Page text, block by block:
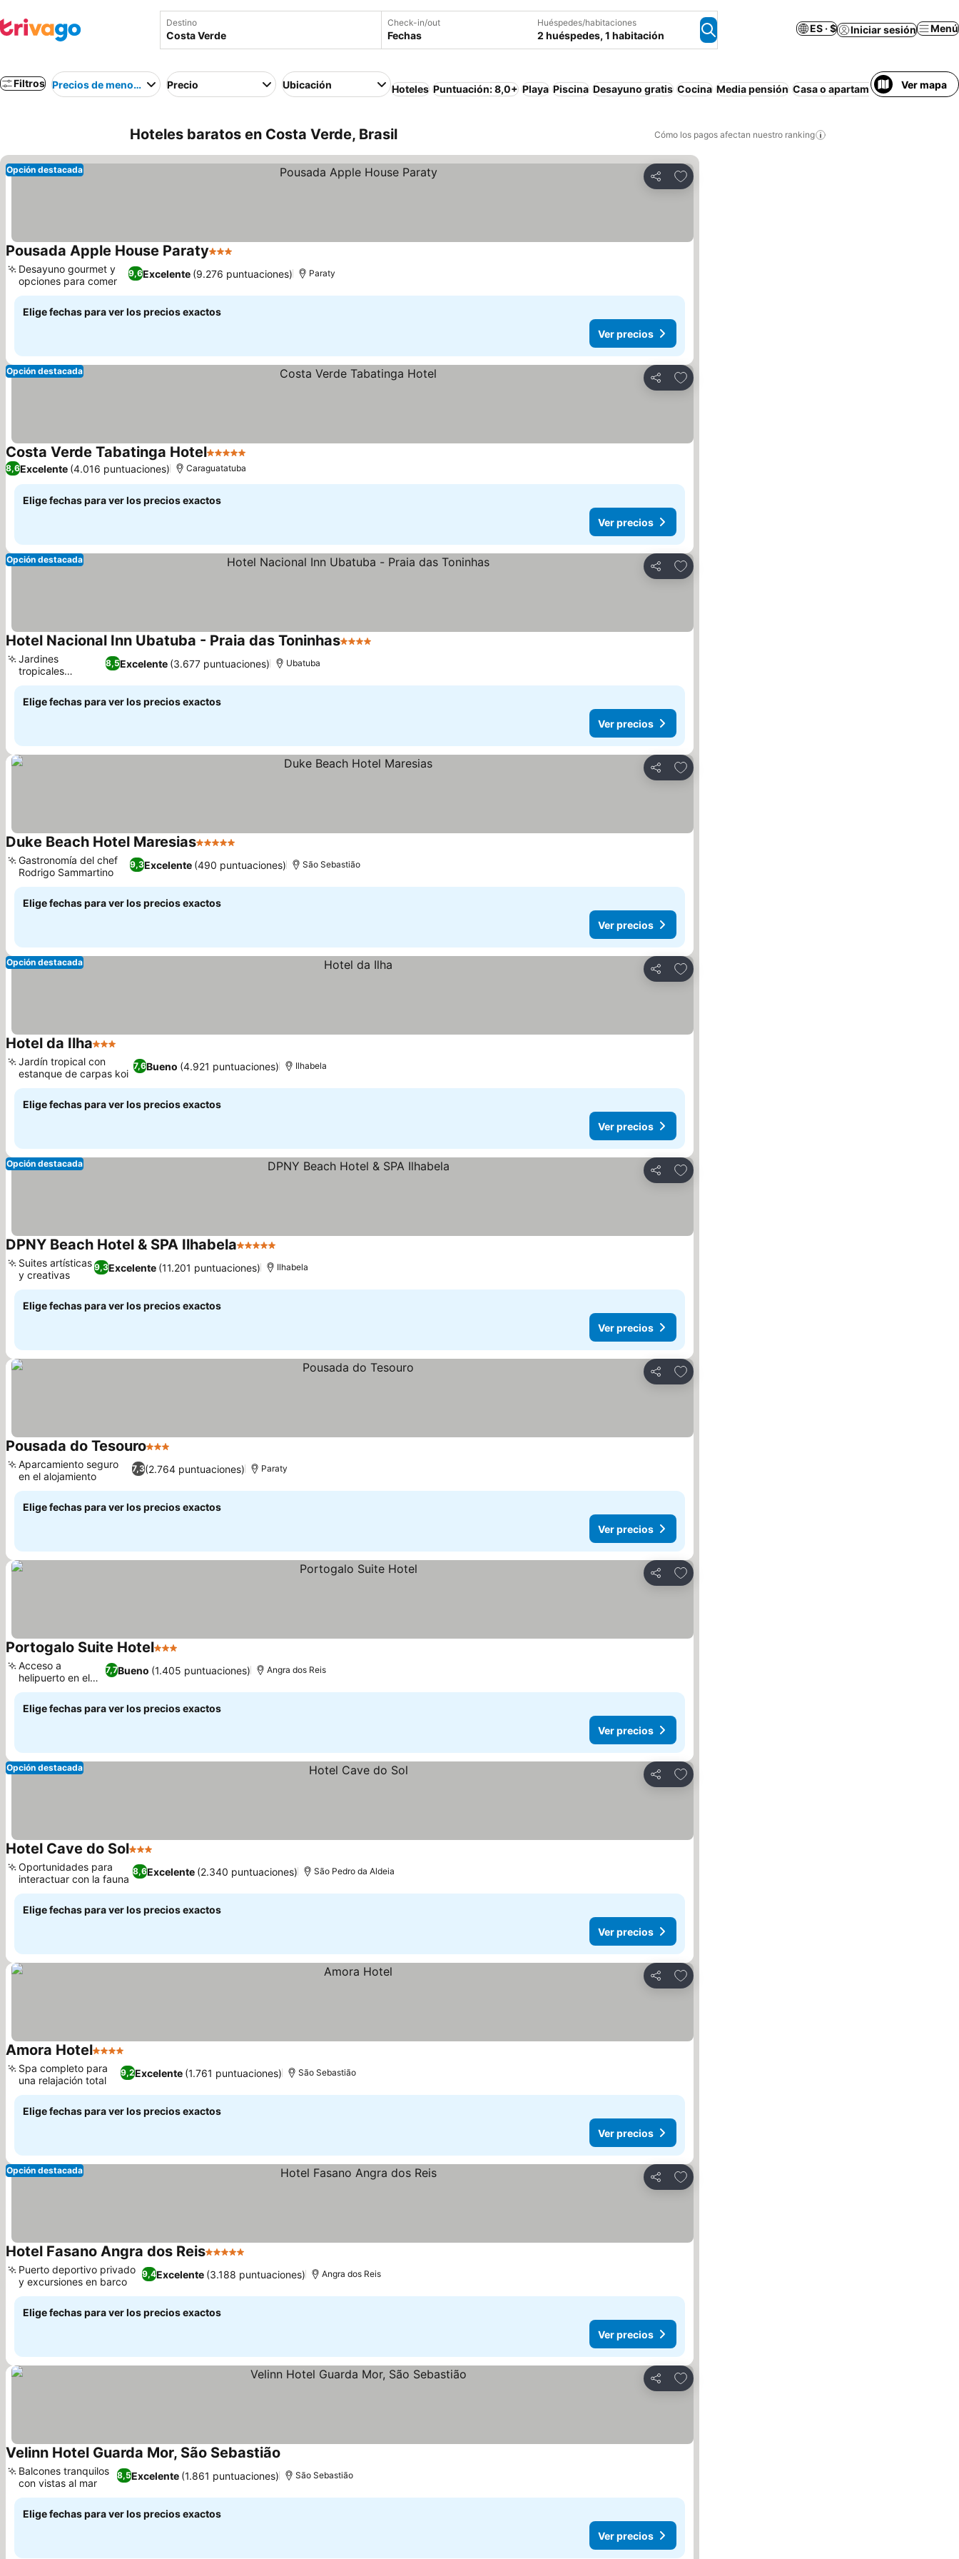
Destino Check-in/out
Fechas
Huéspedes/habitaciones
2 huéspedes, 1 habitación
ES · $ Iniciar sesión Menú
Filtros Precios de menor a mayorPrecio Ubicación Hoteles Puntuación: 8,0+ Playa Piscina Desayuno gratis Cocina Media pensión Casa o apartamento entero
Ver mapa
Hoteles baratos en Costa Verde, Brasil Cómo los pagos afectan nuestro ranking
Compartir
Agregar a favoritos
Opción destacada
Pousada Apple House Paraty3 Estrellas
9,6Excelente (9.276 puntuaciones)
Desayuno gourmet y
opciones para comer
Paraty
Elige fechas para ver los precios exactos
Ver precios
Compartir
Agregar a favoritos
Opción destacada
Costa Verde Tabatinga Hotel5 Estrellas
8,6Excelente (4.016 puntuaciones) Caraguatatuba
Elige fechas para ver los precios exactos
Ver precios
Compartir
Agregar a favoritos
Opción destacada
Hotel Nacional Inn Ubatuba - Praia das Toninhas4 Estrellas
8,5Excelente (3.677 puntuaciones)
Jardines
tropicales
exuberantes
Ubatuba
Elige fechas para ver los precios exactos
Ver precios
Compartir
Agregar a favoritos
Duke Beach Hotel Maresias5 Estrellas
9,3Excelente (490 puntuaciones)
Gastronomía del chef
Rodrigo Sammartino
São Sebastião
Elige fechas para ver los precios exactos
Ver precios
Compartir
Agregar a favoritos
Opción destacada
Hotel da Ilha3 Estrellas
7,6Bueno (4.921 puntuaciones)
Jardín tropical con
estanque de carpas koi
Ilhabela
Elige fechas para ver los precios exactos
Ver precios
Compartir
Agregar a favoritos
Opción destacada
DPNY Beach Hotel & SPA Ilhabela5 Estrellas
9,3Excelente (11.201 puntuaciones)
Suites artísticas
y creativas
Ilhabela
Elige fechas para ver los precios exactos
Ver precios
Compartir
Agregar a favoritos
Pousada do Tesouro3 Estrellas
7,3(2.764 puntuaciones)
Aparcamiento seguro
en el alojamiento
Paraty
Elige fechas para ver los precios exactos
Ver precios
Compartir
Agregar a favoritos
Portogalo Suite Hotel3 Estrellas
7,7Bueno (1.405 puntuaciones)
Acceso a
helipuerto en el
hotel
Angra dos Reis
Elige fechas para ver los precios exactos
Ver precios
Compartir
Agregar a favoritos
Opción destacada
Hotel Cave do Sol3 Estrellas
8,6Excelente (2.340 puntuaciones)
Oportunidades para
interactuar con la fauna
São Pedro da Aldeia
Elige fechas para ver los precios exactos
Ver precios
Compartir
Agregar a favoritos
Amora Hotel4 Estrellas
9,2Excelente (1.761 puntuaciones)
Spa completo para
una relajación total
São Sebastião
Elige fechas para ver los precios exactos
Ver precios
Compartir
Agregar a favoritos
Opción destacada
Hotel Fasano Angra dos Reis5 Estrellas
9,4Excelente (3.188 puntuaciones)
Puerto deportivo privado
y excursiones en barco
Angra dos Reis
Elige fechas para ver los precios exactos
Ver precios
Compartir
Agregar a favoritos
Velinn Hotel Guarda Mor, São Sebastião
8,5Excelente (1.861 puntuaciones)
Balcones tranquilos
con vistas al mar
São Sebastião
Elige fechas para ver los precios exactos
Ver precios